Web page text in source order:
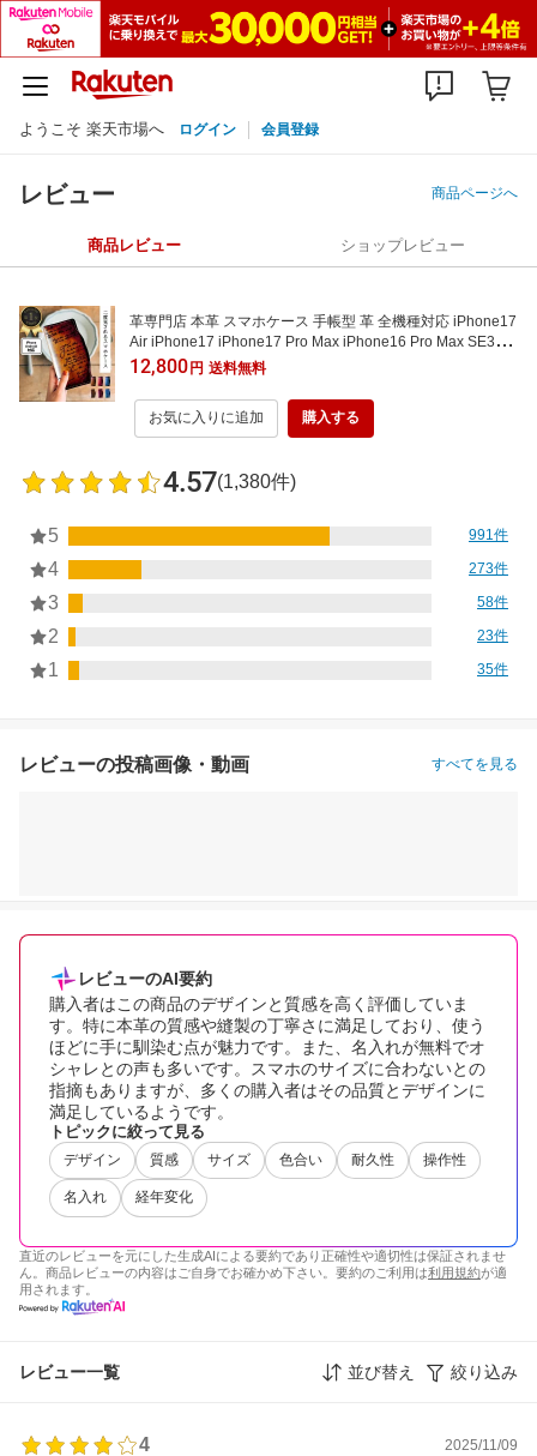
ようこそ 楽天市場へ ログイン 会員登録
レビュー 商品ページへ
商品レビュー ショップレビュー
革専門店 本革 スマホケース 手帳型 革 全機種対応 iPhone17
Air iPhone17 iPhone17 Pro Max iPhone16 Pro Max SE3 i
Phone15 ケース Google pixel10 pro Galaxy S26 Android X
peria1VII S26 ultra iphoneケース 革 おしゃれ 可愛い 本革
スマホカバー ベルトなし 可
12,800円 送料無料
お気に入りに追加 購入する
4.57(1,380件)
5 991件
4 273件
3 58件
2 23件
1 35件
レビューの投稿画像・動画 すべてを見る
レビューのAI要約
購入者はこの商品のデザインと質感を高く評価していま
す。特に本革の質感や縫製の丁寧さに満足しており、使う
ほどに手に馴染む点が魅力です。また、名入れが無料でオ
シャレとの声も多いです。スマホのサイズに合わないとの
指摘もありますが、多くの購入者はその品質とデザインに
満足しているようです。
トピックに絞って見る
デザイン 質感 サイズ 色合い 耐久性 操作性
名入れ 経年変化
直近のレビューを元にした生成AIによる要約であり正確性や適切性は保証されませ
ん。商品レビューの内容はご自身でお確かめ下さい。要約のご利用は利用規約が適
用されます。
レビュー一覧 並び替え 絞り込み
4
2025/11/09